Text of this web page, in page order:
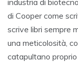
di Cooper come
scrive libri sempre
una meticolosità,
catapultano